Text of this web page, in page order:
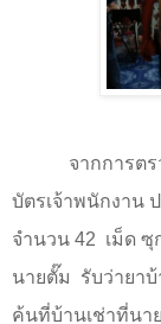
จากการต
บัตรเจ้าพนักงาน
จำนวน 42 เม็ด ซุ
นายตั๊ม
รับว่ายา
ค้นที่บ้านเช่าที่นา